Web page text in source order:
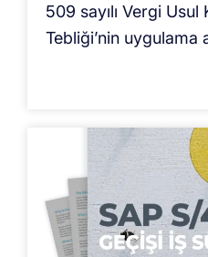
509 sayılı Vergi Usul
Tebliği’nin uygulama